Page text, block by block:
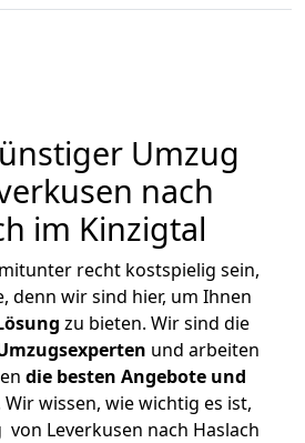
Umzug
nach
im Kinzigtal
recht kostspielig sein,
denn wir sind hier, um Ihnen
zu bieten. Wir sind die
und arbeiten
die besten Angebote und
wissen, wie wichtig es ist,
Leverkusen nach Haslach